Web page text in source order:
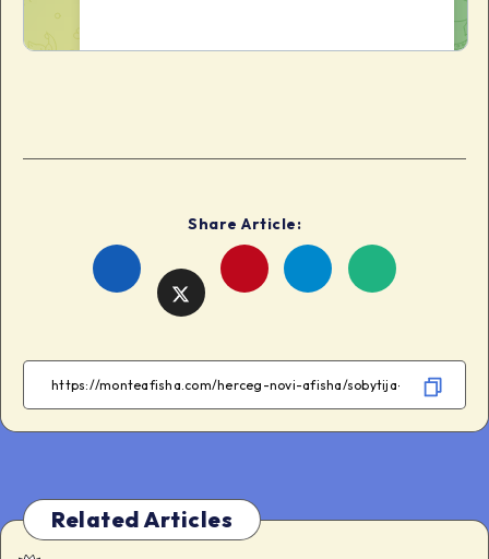
Share Article:
Share
Facebook
Share
Twitter
Share
Telegram
Share
WhatsApp
Related Articles